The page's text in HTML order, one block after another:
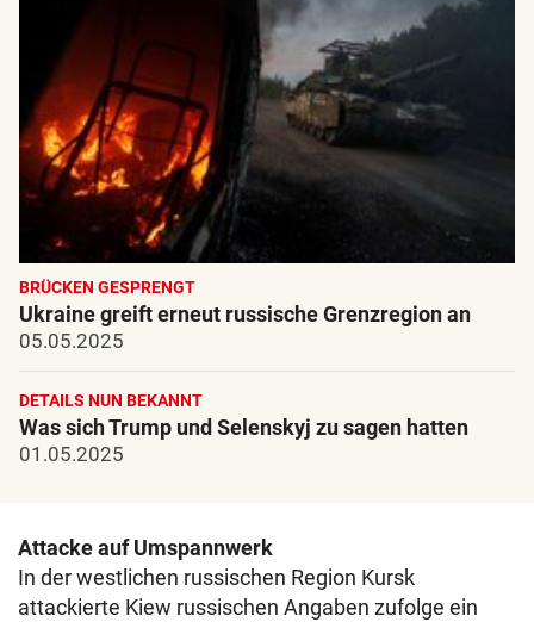
BRÜCKEN GESPRENGT
Ukraine greift erneut russische Grenzregion an
05.05.2025
DETAILS NUN BEKANNT
Was sich Trump und Selenskyj zu sagen hatten
01.05.2025
Attacke auf Umspannwerk
In der westlichen russischen Region Kursk
attackierte Kiew russischen Angaben zufolge ein